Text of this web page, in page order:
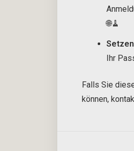
🌐🧹
Ihr
Falls Sie
können,